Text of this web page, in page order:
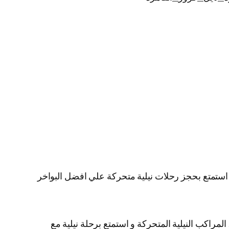
استمتع بحجز رحلات نيلية متحركة علي افضل البواخر
النيلية المتحركة و استمتع برحلة نيلية مع